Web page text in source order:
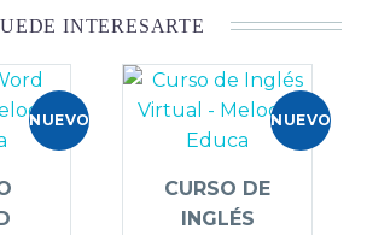
INTERESARTE
NUEVO NUEVO
CURSO DE
INGLÉS